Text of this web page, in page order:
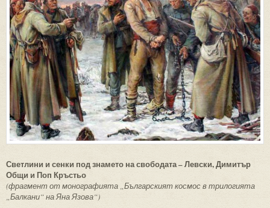
Светлини и сенки под знамето на свободата – Левски, Димитър
Общи и Поп Кръстьо
(фрагмент от монографията „Българският космос в трилогията
„Балкани“ на Яна Язова“)